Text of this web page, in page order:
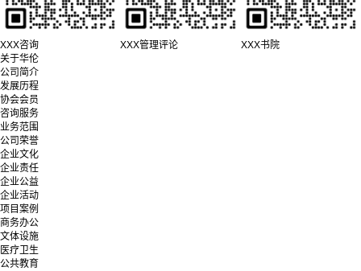
XXX咨询 XXX管理评论
XXX书院
关于华伦
公司简介
发展历程
协会会员
咨询服务
业务范围
公司荣誉
企业文化
企业责任
企业公益
企业活动
项目案例
商务办公
文体设施
医疗卫生
公共教育